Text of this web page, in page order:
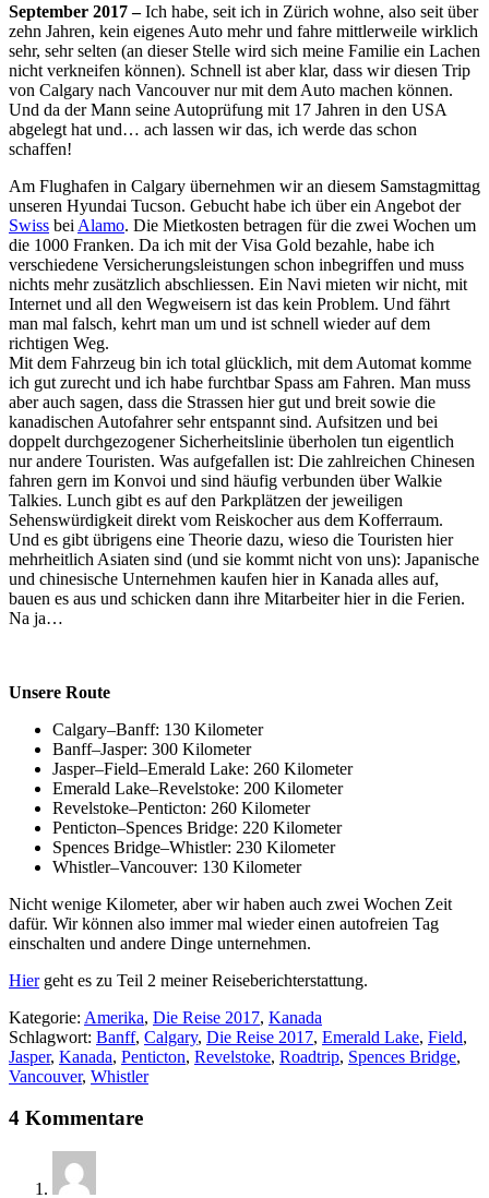
September 2017 –Ich habe, seit ich in Zürich wohne, also seit über
zehn Jahren, kein eigenes Auto mehr und fahre mittlerweile wirklich
sehr, sehr selten (an dieser Stelle wird sich meine Familie ein Lachen
nicht verkneifen können). Schnell ist aber klar, dass wir diesen Trip
von Calgary nach Vancouver nur mit dem Auto machen können.
Und da der Mann seine Autoprüfung mit 17 Jahren in den USA
abgelegt hat und… ach lassen wir das, ich werde das schon
schaffen!
Am Flughafen in Calgary übernehmen wir an diesem Samstagmittag
unseren Hyundai Tucson. Gebucht habe ich über ein Angebot der
Swiss bei Alamo. Die Mietkosten betragen für die zwei Wochen um
die 1000 Franken. Da ich mit der Visa Gold bezahle, habe ich
verschiedene Versicherungsleistungen schon inbegriffen und muss
nichts mehr zusätzlich abschliessen. Ein Navi mieten wir nicht, mit
Internet und all den Wegweisern ist das kein Problem. Und fährt
man mal falsch, kehrt man um und ist schnell wieder auf dem
richtigen Weg.
Mit dem Fahrzeug bin ich total glücklich, mit dem Automat komme
ich gut zurecht und ich habe furchtbar Spass am Fahren. Man muss
aber auch sagen, dass die Strassen hier gut und breit sowie die
kanadischen Autofahrer sehr entspannt sind. Aufsitzen und bei
doppelt durchgezogener Sicherheitslinie überholen tun eigentlich
nur andere Touristen. Was aufgefallen ist: Die zahlreichen Chinesen
fahren gern im Konvoi und sind häufig verbunden über Walkie
Talkies. Lunch gibt es auf den Parkplätzen der jeweiligen
Sehenswürdigkeit direkt vom Reiskocher aus dem Kofferraum.
Und es gibt übrigens eine Theorie dazu, wieso die Touristen hier
mehrheitlich Asiaten sind (und sie kommt nicht von uns): Japanische
und chinesische Unternehmen kaufen hier in Kanada alles auf,
bauen es aus und schicken dann ihre Mitarbeiter hier in die Ferien.
Na ja…
Unsere Route
Calgary–Banff: 130 Kilometer
Banff–Jasper: 300 Kilometer
Jasper–Field–Emerald Lake: 260 Kilometer
Emerald Lake–Revelstoke: 200 Kilometer
Revelstoke–Penticton: 260 Kilometer
Penticton–Spences Bridge: 220 Kilometer
Spences Bridge–Whistler: 230 Kilometer
Whistler–Vancouver: 130 Kilometer
Nicht wenige Kilometer, aber wir haben auch zwei Wochen Zeit
dafür. Wir können also immer mal wieder einen autofreien Tag
einschalten und andere Dinge unternehmen.
Hiergeht es zu Teil 2 meiner Reiseberichterstattung.
Kategorie: Amerika, Die Reise 2017, Kanada
Schlagwort: Banff, Calgary, Die Reise 2017, Emerald Lake, Field,
Jasper, Kanada, Penticton, Revelstoke, Roadtrip, Spences Bridge,
Vancouver, Whistler
4 Kommentare